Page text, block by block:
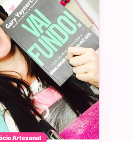
Artesanal